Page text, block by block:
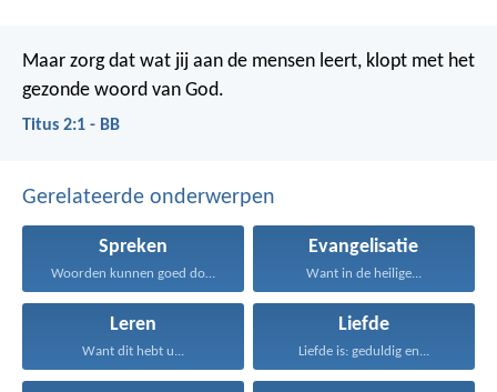
Maar zorg dat wat jij aan de mensen leert, klopt met het
gezonde woord van God.
Titus 2:1 - BB
Gerelateerde onderwerpen
Spreken
Woorden kunnen goed doen...
Evangelisatie
Want in de heilige...
Leren
Want dit hebt u...
Liefde
Liefde is: geduldig en...